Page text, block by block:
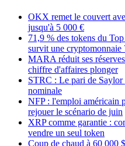
OKX remet le couvert
jusqu'à 5 000 €
71,9 % des tokens du
survit une cryptomonnaie
MARA réduit ses
chiffre d'affaires plonger
STRC : Le pari de Saylor
nominale
NFP : l'emploi américain
rejouer le scénario de juin
XRP comme garantie :
vendre un seul token
Coup de chaud à 60 000